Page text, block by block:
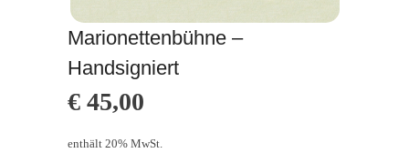
Marionettenbühne –
Handsigniert
€ 45,00
enthält 20% MwSt.